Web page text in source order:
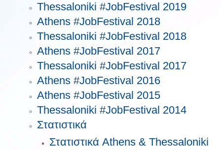
Thessaloniki #JobFestival 2019
Athens #JobFestival 2018
Thessaloniki #JobFestival 2018
Athens #JobFestival 2017
Τhessaloniki #JobFestival 2017
Athens #JobFestival 2016
Athens #JobFestival 2015
Thessaloniki #JobFestival 2014
Στατιστικά
Στατιστικά Athens & Thessaloniki